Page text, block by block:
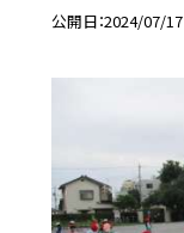
公開日 2024/07/17